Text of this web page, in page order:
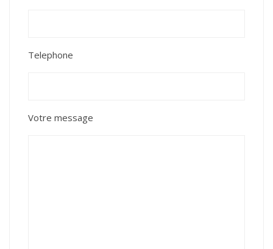
Telephone
Votre message